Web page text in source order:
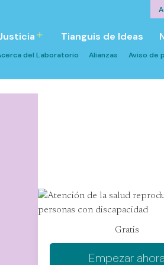
Abrir
menú
Tianguis de Ideas
del Laboratorio Alianzas Aviso de
Gratis
Empezar ahora